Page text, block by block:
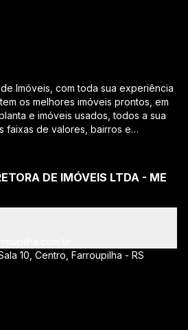
Imóveis, com toda sua experiência
os melhores imóveis prontos, em
e imóveis usados, todos a sua
faixas de valores, bairros e
prontos para responder-lhe
casas, apartamentos, terrenos,
imobiliários. Quais
Corretora de Imóveis lhe
aquisição do imóvel através de
imóvel; Trabalhamos com
DE IMÓVEIS LTDA - ME
10, Centro, Farroupilha - RS